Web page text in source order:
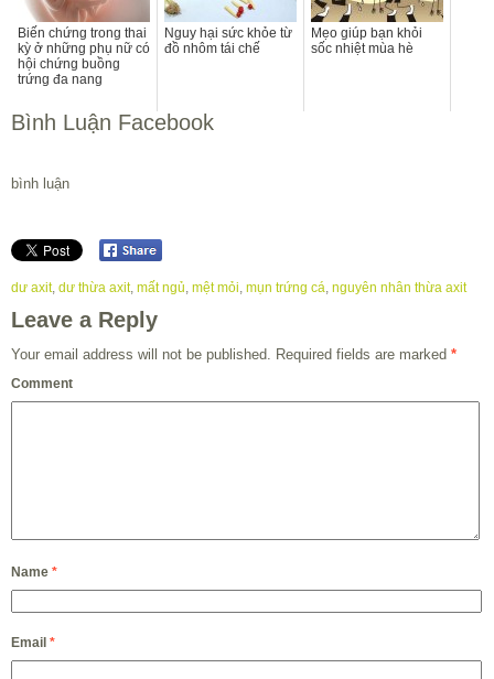
Biến chứng trong thai
kỳ ở những phụ nữ có
hội chứng buồng
trứng đa nang
Nguy hại sức khỏe từ
đồ nhôm tái chế
Mẹo giúp bạn khỏi
sốc nhiệt mùa hè
Bình Luận Facebook
bình luận
dư axit, dư thừa axit, mất ngủ, mệt mỏi, mụn trứng cá, nguyên nhân thừa axit
Leave a Reply
Your email address will not be published. Required fields are marked *
Comment
Name *
Email *